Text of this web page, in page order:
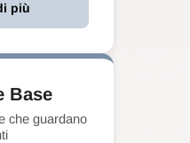
più
Base
che guardano